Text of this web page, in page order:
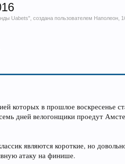
Uabets", создана пользователем Наполеон
которых в прошлое воскресенье
дней велогонщики проедут
являются короткие, но
атаку на финише.